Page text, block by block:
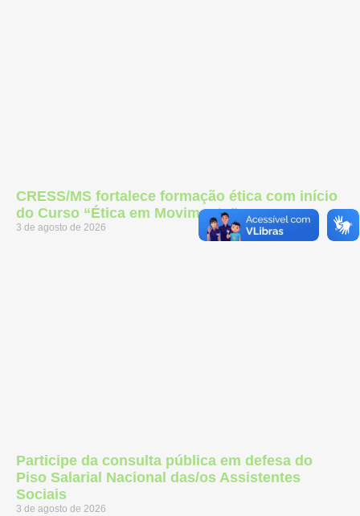
CRESS/MS fortalece formação ética com início
do Curso “Ética em Movimento”
3 de agosto de 2026
Participe da consulta pública em defesa do
Piso Salarial Nacional das/os Assistentes
Sociais
3 de agosto de 2026